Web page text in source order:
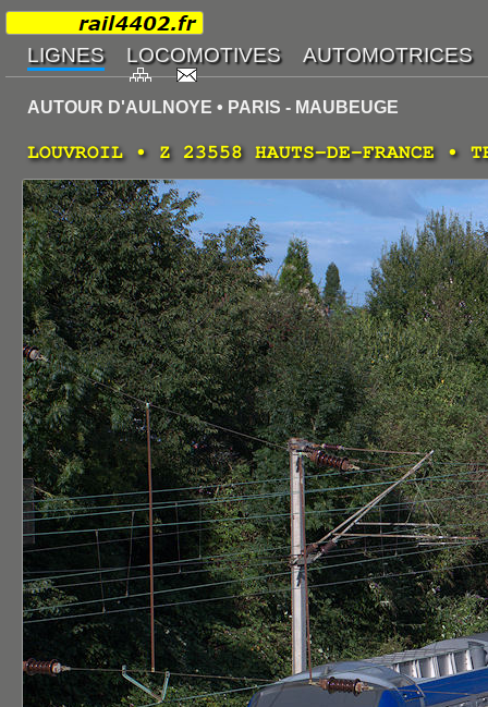
AUTOUR D'AULNOYE • PARIS - MAUBEUGE
LOUVROIL • Z 23558 HAUTS-DE-FRANCE •